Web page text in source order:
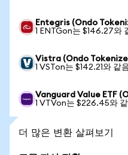
Entegris (Ondo
1 ENTGon는 $146.27와
Vistra (Ondo
1 VSTon는 $142.21와 같
Vanguard Value ETF
1 VTVon는 $226.45와
더 많은 변환 살펴보기